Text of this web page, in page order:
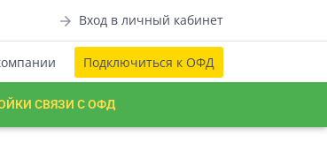
Вход в личный кабинет
Подключиться к ОФД
СВЯЗИ С ОФД